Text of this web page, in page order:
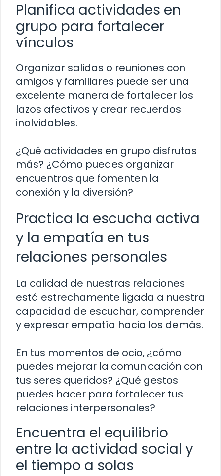
Planifica actividades en
grupo para fortalecer
vínculos
Organizar salidas o reuniones con
amigos y familiares puede ser una
excelente manera de fortalecer los
lazos afectivos y crear recuerdos
inolvidables.
¿Qué actividades en grupo disfrutas
más? ¿Cómo puedes organizar
encuentros que fomenten la
conexión y la diversión?
Practica la escucha activa
y la empatía en tus
relaciones personales
La calidad de nuestras relaciones
está estrechamente ligada a nuestra
capacidad de escuchar, comprender
y expresar empatía hacia los demás.
En tus momentos de ocio, ¿cómo
puedes mejorar la comunicación con
tus seres queridos? ¿Qué gestos
puedes hacer para fortalecer tus
relaciones interpersonales?
Encuentra el equilibrio
entre la actividad social y
el tiempo a solas